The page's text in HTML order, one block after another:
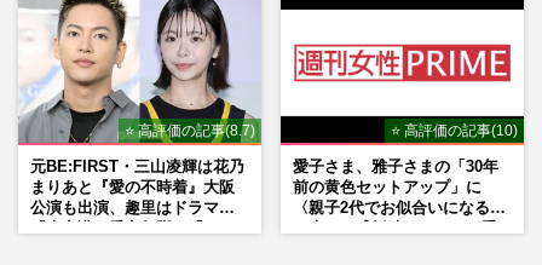
⭐ 高評価の記事(8.7)
元BE:FIRST・三山凌輝は花乃
まりあと『愛の不時着』大阪
公演も出演、趣里はドラマ
⭐ 高評価の記事(10)
愛子さま、雅子さまの「30年
前の黄色セットアップ」に
〈親子2代でお似合いになる〉